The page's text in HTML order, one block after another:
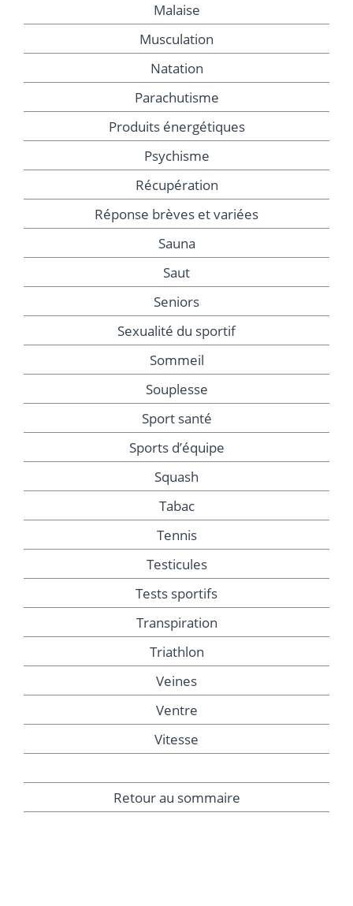
Malaise
Musculation
Natation
Parachutisme
Produits énergétiques
Psychisme
Récupération
Réponse brèves et variées
Sauna
Saut
Seniors
Sexualité du sportif
Sommeil
Souplesse
Sport santé
Sports d’équipe
Squash
Tabac
Tennis
Testicules
Tests sportifs
Transpiration
Triathlon
Veines
Ventre
Vitesse
Retour au sommaire